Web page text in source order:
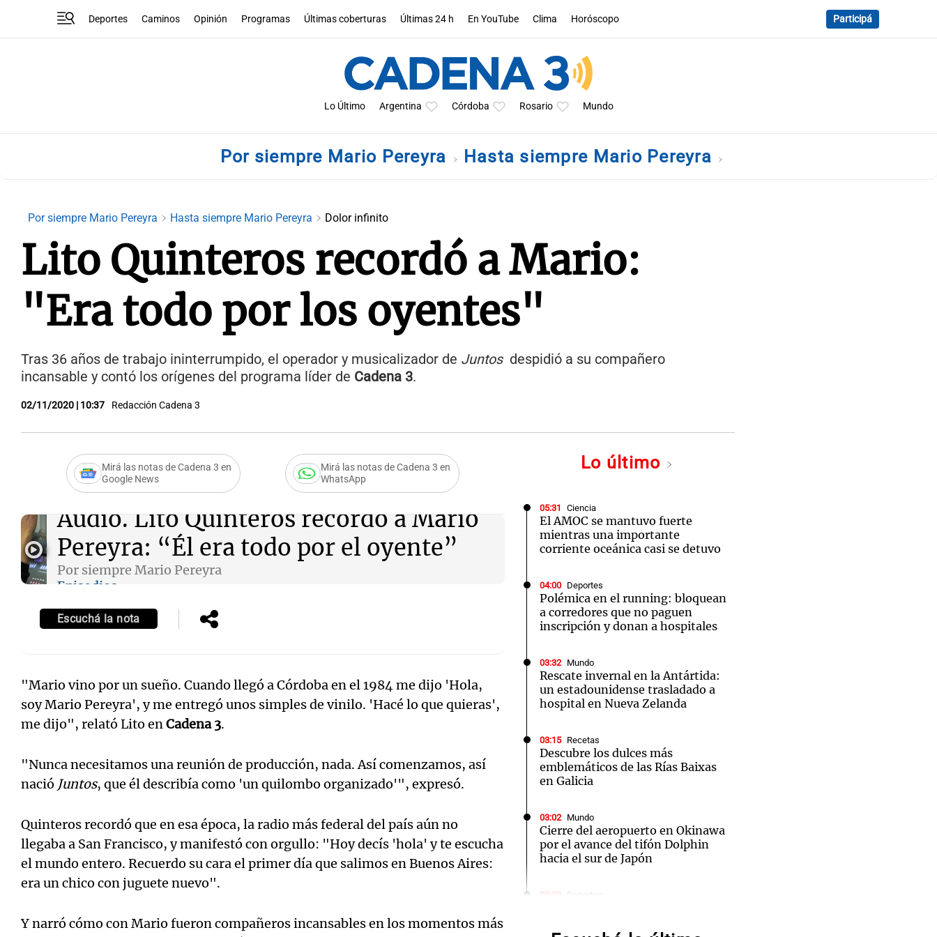
Deportes Caminos Opinión Programas Últimas coberturas Últimas 24 h En YouTube Clima Horóscopo Participá
Lo Último Argentina Córdoba Rosario Mundo
Por siempre Mario Pereyra Hasta siempre Mario Pereyra
Por siempre Mario Pereyra Hasta siempre Mario Pereyra Dolor infinito
Lito Quinteros recordó a Mario:
"Era todo por los oyentes"
Tras 36 años de trabajo ininterrumpido, el operador y musicalizador de Juntosdespidió a su compañero
incansable y contó los orígenes del programa líder de Cadena 3.
02/11/2020 | 10:37 Redacción Cadena 3
Mirá las notas de Cadena 3 en
Google News
Mirá las notas de Cadena 3 en
WhatsApp
Audio. Lito Quinteros recordó a Mario
Pereyra: “Él era todo por el oyente”
Por siempre Mario Pereyra
Episodios
Escuchá la nota
"Mario vino por un sueño. Cuando llegó a Córdoba en el 1984 me dijo 'Hola,
soy Mario Pereyra', y me entregó unos simples de vinilo. 'Hacé lo que quieras',
me dijo", relató Lito enCadena 3.
"Nunca necesitamos una reunión de producción, nada. Así comenzamos, así
nació Juntos, que él describía como 'un quilombo organizado'", expresó.
Quinteros recordó que en esa época, la radio más federal del país aún no
llegaba a San Francisco, y manifestó con orgullo: "Hoy decís 'hola' y te escucha
el mundo entero. Recuerdo su cara el primer día que salimos en Buenos Aires:
era un chico con juguete nuevo".
Y narró cómo con Mario fueron compañeros incansables en los momentos más
Lo último
05:31 Ciencia
El AMOC se mantuvo fuerte
mientras una importante
corriente oceánica casi se detuvo
04:00 Deportes
Polémica en el running: bloquean
a corredores que no paguen
inscripción y donan a hospitales
03:32 Mundo
Rescate invernal en la Antártida:
un estadounidense trasladado a
hospital en Nueva Zelanda
03:15 Recetas
Descubre los dulces más
emblemáticos de las Rías Baixas
en Galicia
03:02 Mundo
Cierre del aeropuerto en Okinawa
por el avance del tifón Dolphin
hacia el sur de Japón
03:00 Deportes
Audio.
Notas
Cadena 3 en Groenlandia